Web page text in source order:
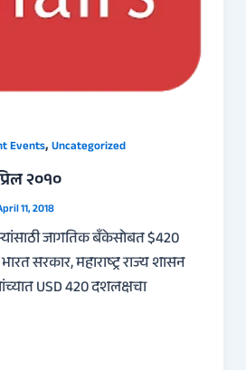
Events,Uncategorized
२०१०
11, 2018
जागतिक बँकेसोबत $420
सरकार, महाराष्‍ट्र राज्य शासन
USD 420 दशलक्षचा